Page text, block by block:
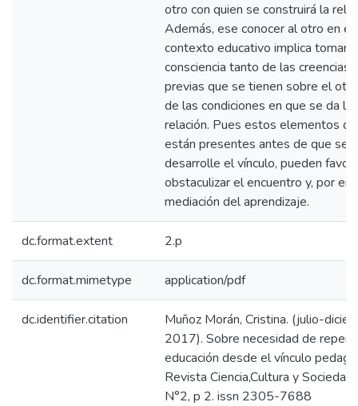
otro con quien se construirá la
Además, ese conocer al otro en el
contexto educativo implica tomar
consciencia tanto de las creencias
previas que se tienen sobre el
de las condiciones en que se da la
relación. Pues estos elementos
están presentes antes de que se
desarrolle el vínculo, pueden
obstaculizar el encuentro y, por
mediación del aprendizaje.
dc.format.extent 2.p
dc.format.mimetype application/pdf
dc.identifier.citation
Muñoz Morán, Cristina. (julio-
2017). Sobre necesidad de
educación desde el vínculo
Revista Ciencia,Cultura y Sociedad
N°2, p 2. issn 2305-7688